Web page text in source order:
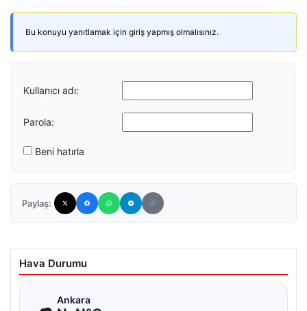
Bu konuyu yanıtlamak için giriş yapmış olmalısınız.
Kullanıcı adı:
Parola:
Beni hatırla
Paylaş:
Hava Durumu
Ankara